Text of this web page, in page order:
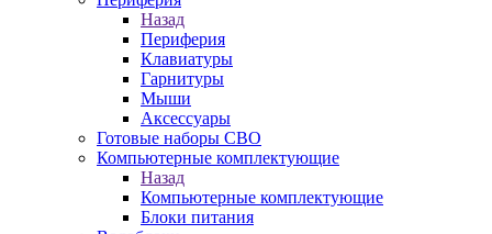
Назад
Периферия
Клавиатуры
Гарнитуры
Мыши
Аксессуары
Готовые наборы СВО
Компьютерные комплектующие
Назад
Компьютерные комплектующие
Блоки питания